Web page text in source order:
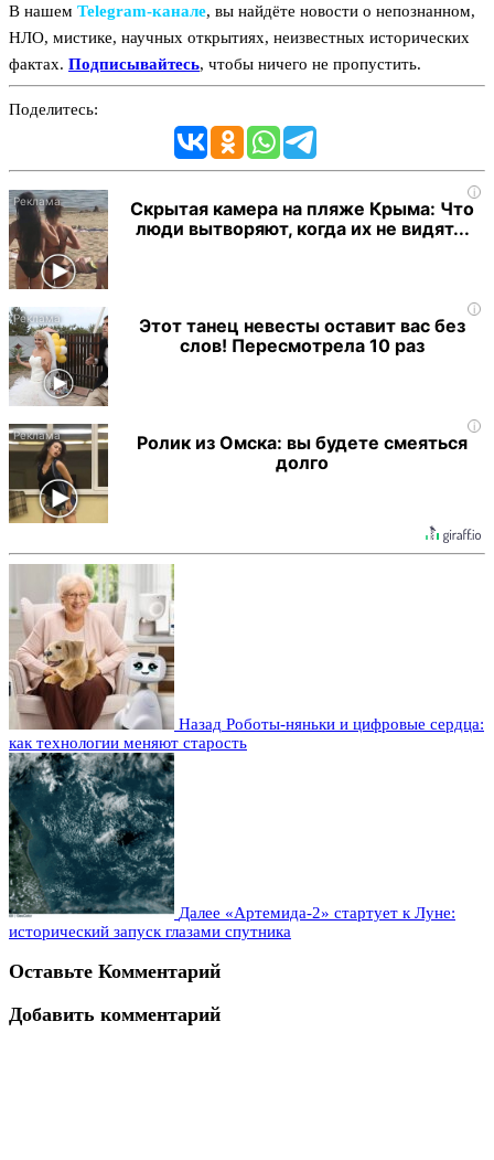
В нашем Telegram‑канале, вы найдёте новости о непознанном,
НЛО, мистике, научных открытиях, неизвестных исторических
фактах. Подписывайтесь, чтобы ничего не пропустить.
Поделитесь:
i
Скрытая камера на пляже Крыма: Что
люди вытворяют, когда их не видят...
i
Этот танец невесты оставит вас без
слов! Пересмотрела 10 раз
i
Ролик из Омска: вы будете смеяться
долго
Назад Роботы-няньки и цифровые сердца:
как технологии меняют старость
Далее «Артемида-2» стартует к Луне:
исторический запуск глазами спутника
Оставьте Комментарий
Добавить комментарий